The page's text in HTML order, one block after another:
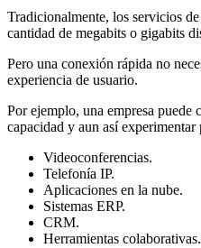
Tradicionalmente, los servicios
cantidad de megabits o gigabits
Pero una conexión rápida no
experiencia de usuario.
Por ejemplo, una empresa puede
capacidad y aun así experimentar
Videoconferencias.
Telefonía IP.
Aplicaciones en la nube.
Sistemas ERP.
CRM.
Herramientas colaborativas.